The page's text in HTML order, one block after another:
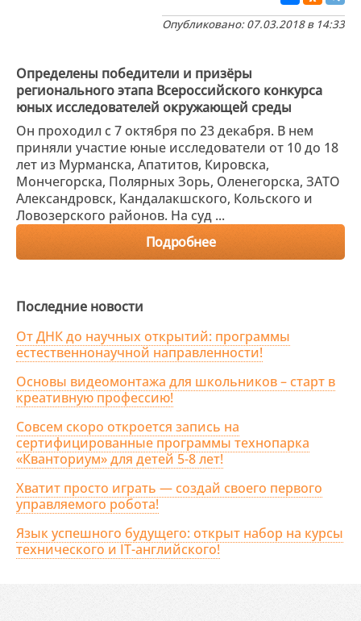
Опубликовано: 07.03.2018 в 14:33
Определены победители и призёры
регионального этапа Всероссийского конкурса
юных исследователей окружающей среды
Он проходил с 7 октября по 23 декабря. В нем
приняли участие юные исследователи от 10 до 18
лет из Мурманска, Апатитов, Кировска,
Мончегорска, Полярных Зорь, Оленегорска, ЗАТО
Александровск, Кандалакшского, Кольского и
Ловозерского районов. На суд ...
Подробнее
Последние новости
От ДНК до научных открытий: программы
естественнонаучной направленности!
Основы видеомонтажа для школьников – старт в
креативную профессию!
Совсем скоро откроется запись на
сертифицированные программы технопарка
«Кванториум» для детей 5-8 лет!
Хватит просто играть — создай своего первого
управляемого робота!
Язык успешного будущего: открыт набор на курсы
технического и IT-английского!